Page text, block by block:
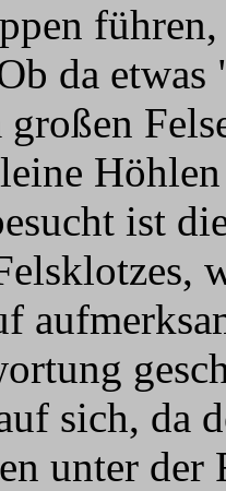
da
ist
sich, da
unter